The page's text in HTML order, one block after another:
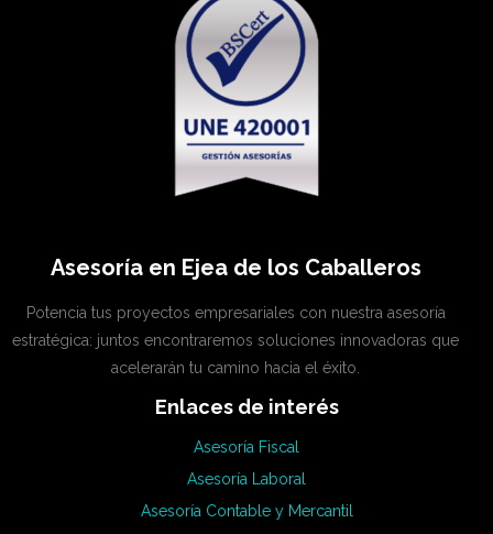
Asesoría en Ejea de los Caballeros
Potencia tus proyectos empresariales con nuestra asesoría
estratégica: juntos encontraremos soluciones innovadoras que
acelerarán tu camino hacia el éxito.
Enlaces de interés
Asesoría Fiscal
Asesoría Laboral
Asesoría Contable y Mercantil